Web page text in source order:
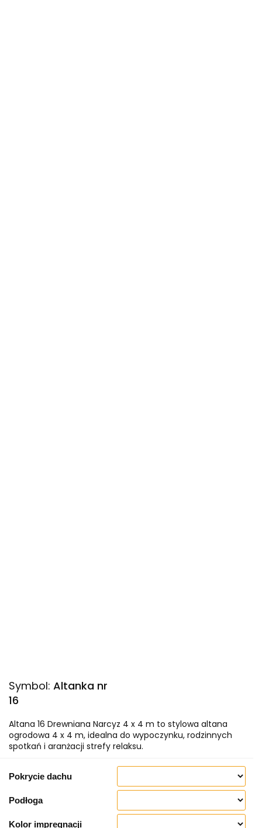
Symbol: Altanka nr
16
Altana 16 Drewniana Narcyz 4 x 4 m to stylowa altana
ogrodowa 4 x 4 m, idealna do wypoczynku, rodzinnych
spotkań i aranżacji strefy relaksu.
Pokrycie dachu
Podłoga
Kolor impregnacji